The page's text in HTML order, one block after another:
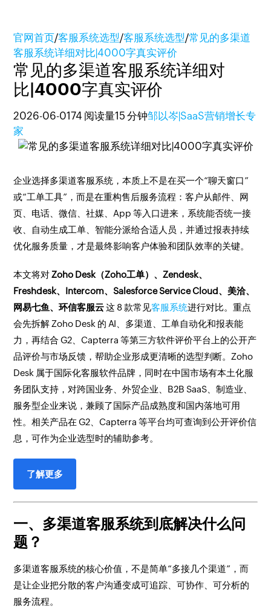
官网首页/客服系统选型/客服系统选型/常见的多渠道
客服系统详细对比|4000字真实评价
常见的多渠道客服系统详细对
比|4000字真实评价
2026-06-0174 阅读量15 分钟邹以岑|SaaS营销增长专
家
企业选择多渠道客服系统，本质上不是在买一个“聊天窗口”
或“工单工具”，而是在重构售后服务流程：客户从邮件、网
页、电话、微信、社媒、App 等入口进来，系统能否统一接
收、自动生成工单、智能分派给合适人员，并通过报表持续
优化服务质量，才是最终影响客户体验和团队效率的关键。
本文将对Zoho Desk（Zoho工单）、Zendesk、
Freshdesk、Intercom、Salesforce Service Cloud、美洽、
网易七鱼、环信客服云这 8 款常见客服系统进行对比。重点
会先拆解 Zoho Desk 的 AI、多渠道、工单自动化和报表能
力，再结合 G2、Capterra 等第三方软件评价平台上的公开产
品评价与市场反馈，帮助企业形成更清晰的选型判断。Zoho
Desk 属于国际化客服软件品牌，同时在中国市场有本土化服
务团队支持，对跨国业务、外贸企业、B2B SaaS、制造业、
服务型企业来说，兼顾了国际产品成熟度和国内落地可用
性。相关产品在 G2、Capterra 等平台均可查询到公开评价信
息，可作为企业选型时的辅助参考。
了解更多
一、多渠道客服系统到底解决什么问
题？
多渠道客服系统的核心价值，不是简单“多接几个渠道”，而
是让企业把分散的客户沟通变成可追踪、可协作、可分析的
服务流程。